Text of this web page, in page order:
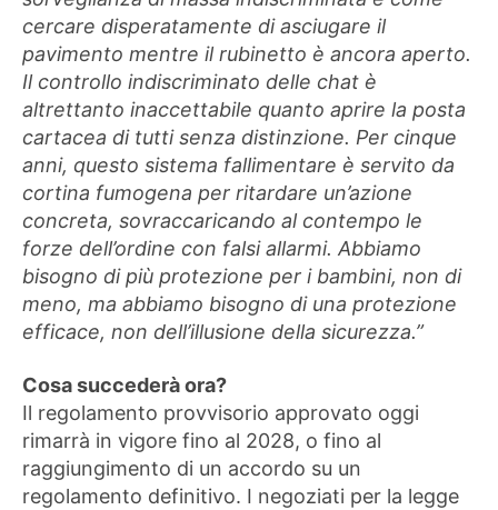
cercare disperatamente di asciugare il
pavimento mentre il rubinetto è ancora aperto.
Il controllo indiscriminato delle chat è
altrettanto inaccettabile quanto aprire la posta
cartacea di tutti senza distinzione. Per cinque
anni, questo sistema fallimentare è servito da
cortina fumogena per ritardare un’azione
concreta, sovraccaricando al contempo le
forze dell’ordine con falsi allarmi. Abbiamo
bisogno di più protezione per i bambini, non di
meno, ma abbiamo bisogno di una protezione
efficace, non dell’illusione della sicurezza.”
Cosa succederà ora?
Il regolamento provvisorio approvato oggi
rimarrà in vigore fino al 2028, o fino al
raggiungimento di un accordo su un
regolamento definitivo. I negoziati per la legge